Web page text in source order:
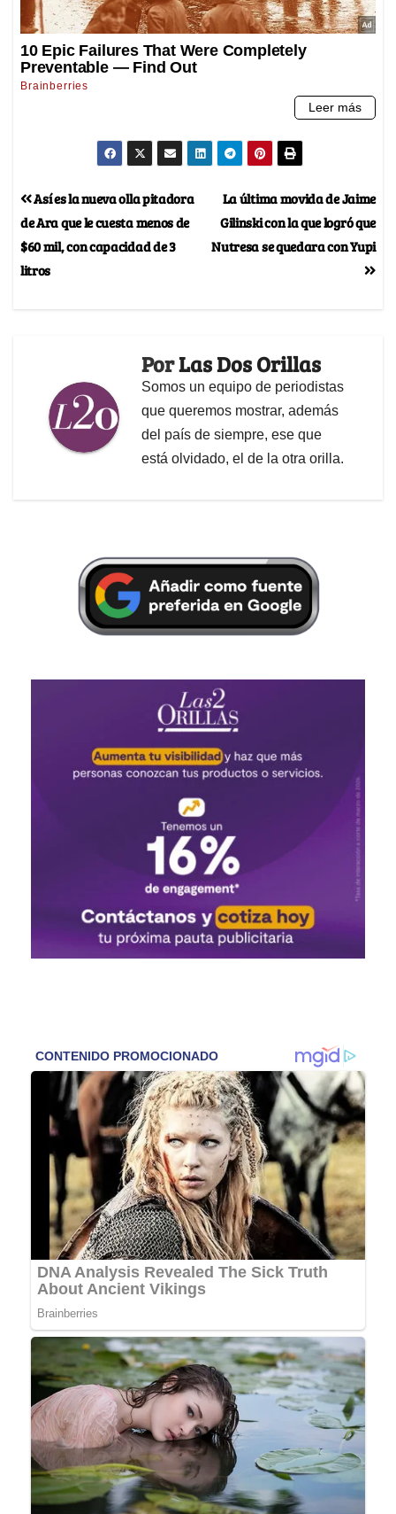
La última movida de Jaime
Gilinski con la que logró que
Nutresa se quedara con Yupi
Así es la nueva olla pitadora
de Ara que le cuesta menos de
$60 mil, con capacidad de 3
litros
PorLas Dos Orillas
Somos un equipo de periodistas
que queremos mostrar, además
del país de siempre, ese que
está olvidado, el de la otra orilla.